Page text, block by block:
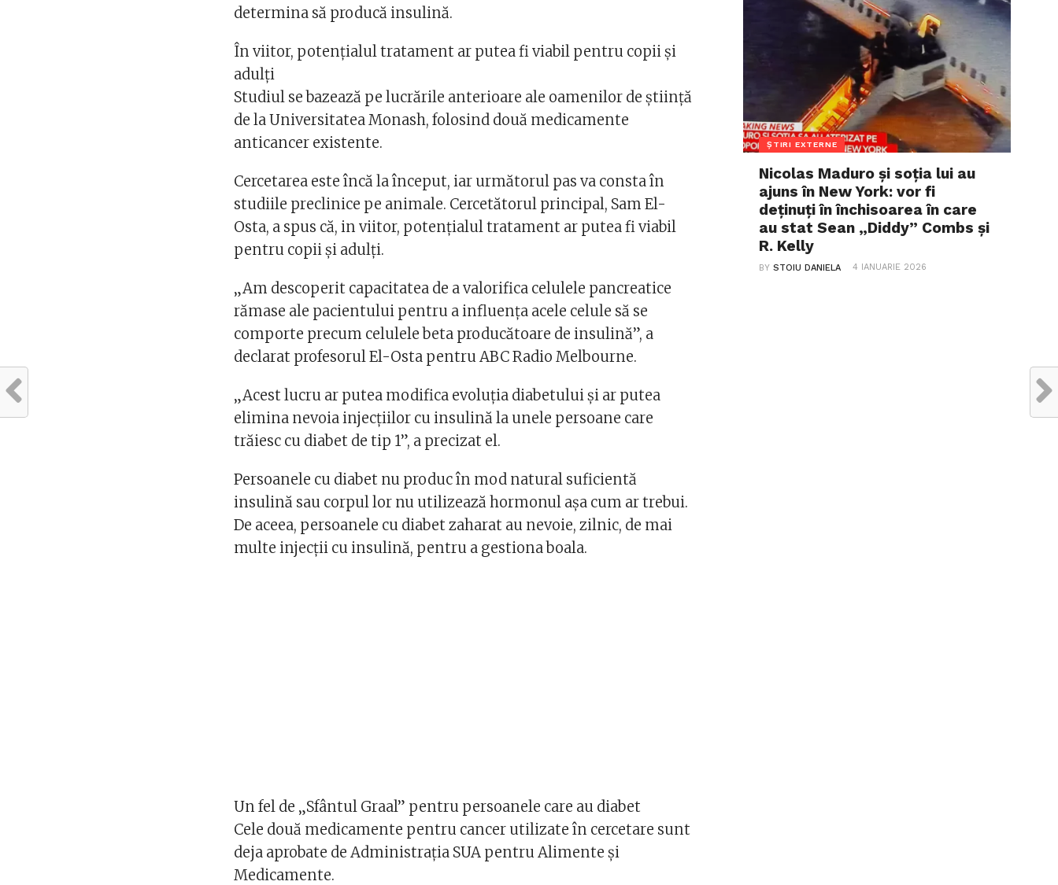
determina să producă insulină.
În viitor, potențialul tratament ar putea fi viabil pentru copii și
adulți
Studiul se bazează pe lucrările anterioare ale oamenilor de știință
de la Universitatea Monash, folosind două medicamente
anticancer existente.
Cercetarea este încă la început, iar următorul pas va consta în
studiile preclinice pe animale. Cercetătorul principal, Sam El-
Osta, a spus că, in viitor, potențialul tratament ar putea fi viabil
pentru copii și adulți.
„Am descoperit capacitatea de a valorifica celulele pancreatice
rămase ale pacientului pentru a influența acele celule să se
comporte precum celulele beta producătoare de insulină”, a
declarat profesorul El-Osta pentru ABC Radio Melbourne.
„Acest lucru ar putea modifica evoluția diabetului și ar putea
elimina nevoia injecțiilor cu insulină la unele persoane care
trăiesc cu diabet de tip 1”, a precizat el.
Persoanele cu diabet nu produc în mod natural suficientă
insulină sau corpul lor nu utilizează hormonul așa cum ar trebui.
De aceea, persoanele cu diabet zaharat au nevoie, zilnic, de mai
multe injecții cu insulină, pentru a gestiona boala.
Un fel de „Sfântul Graal” pentru persoanele care au diabet
Cele două medicamente pentru cancer utilizate în cercetare sunt
deja aprobate de Administrația SUA pentru Alimente și
Medicamente.
ȘTIRI EXTERNE
Nicolas Maduro și soția lui au
ajuns în New York: vor fi
deținuți în închisoarea în care
au stat Sean „Diddy” Combs și
R. Kelly
BYSTOIU DANIELA 4 IANUARIE 2026